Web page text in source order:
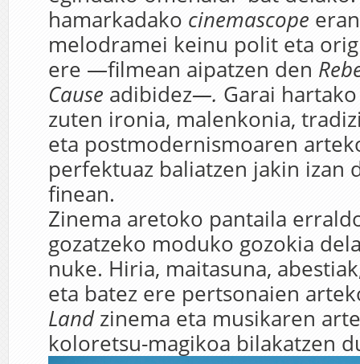
hamarkadako cinemascope
melodramei keinu polit eta
ere —filmean aipatzen den
Cause adibidez—. Garai
zuten ironia, malenkonia,
eta postmodernismoaren
perfektuaz baliatzen jakin izan
finean.
Zinema aretoko pantaila
gozatzeko moduko gozokia
nuke. Hiria, maitasuna,
eta batez ere pertsonaien
Landzinema eta musikaren
koloretsu-magikoa bilakatzen